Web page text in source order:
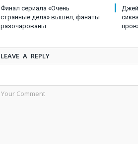
Финал сериала «Очень
странные дела» вышел, фанаты
разочарованы
LEAVE A REPLY